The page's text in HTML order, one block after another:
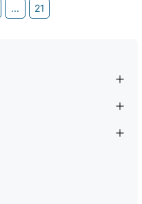
của sản phẩm. Túi da
... 21